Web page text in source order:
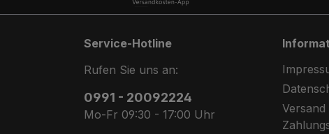
Abstellgenehmigung
Service-Hotline
Rufen Sie uns an:
0991 - 20092224
Mo-Fr 09:30 - 17:00 Uhr
Versand